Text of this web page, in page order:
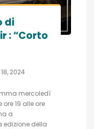
di
: “Corto
2024
mercoledì
19 alle ore
a
edizione della